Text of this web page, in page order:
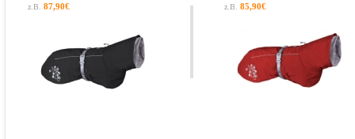
z.B. 87,90€
z.B. 85,90€